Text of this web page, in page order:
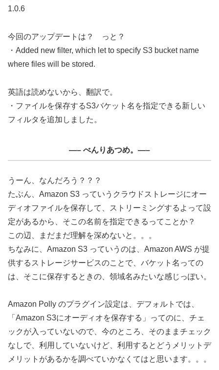
1.0.6
今回のアップデートは？ っと？
・Added new filter, which let to specify S3 bucket name
where files will be stored.
英語は読めないから、翻訳で。
・ファイルを保存するS3バケット名を指定できる新しい
フィルタを追加しました。
—– べんりあつめ。—–
うーん、なんだろう？？？
たぶん、Amazon S3 っていうクラウドストレージにオー
ディオファイルを保存して、ストリーミングするよって設
定があるから、そこの名前を指定できるってことか？
この辺、まだまだ理解を深めないと。。。
ちなみに、Amazon S3 っていうのは、Amazon AWS が提
供するストレージサービスのことで、バケット名っての
は、そこに保存するときの、領域名みたいな感じっぽい。
Amazon Polly のプラグイン設定は、デフォルトでは、
「Amazon S3にオーディオを保存する」ってのに、チェ
ックが入っていないので、今のところ、そのままチェック
なしで、利用していないけど、利用するとどうメリットデ
メリットがあるかを調べていかなくてはと思います。。。